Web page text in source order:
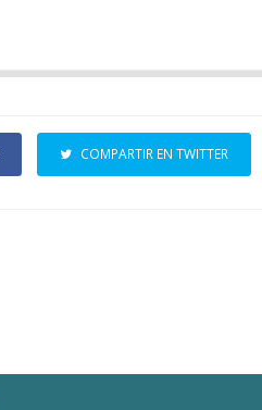
COMPARTIR EN TWITTER